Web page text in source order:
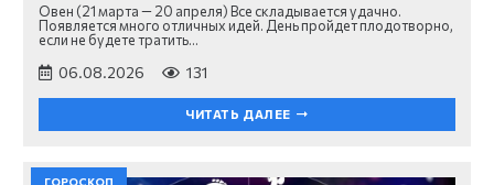
Овен (21 марта — 20 апреля) Все складывается удачно.
Появляется много отличных идей. День пройдет плодотворно,
если не будете тратить…
06.08.2026 131
ЧИТАТЬ ДАЛЕЕ
ГОРОСКОП